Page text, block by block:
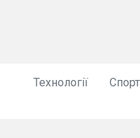
Технології Спорт